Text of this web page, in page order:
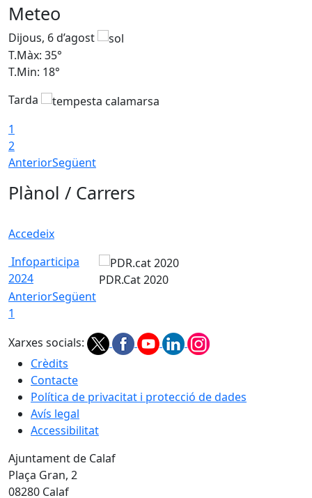
Meteo
Dijous, 6 d’agost
T.Màx: 35°
T.Min: 18°
Tarda
1
2
AnteriorSegüent
Plànol / Carrers
Accedeix
Infoparticipa
2024
PDR.Cat 2020
AnteriorSegüent
1
Xarxes socials:
Crèdits
Contacte
Política de privacitat i protecció de dades
Avís legal
Accessibilitat
Ajuntament de Calaf
Plaça Gran, 2
08280 Calaf